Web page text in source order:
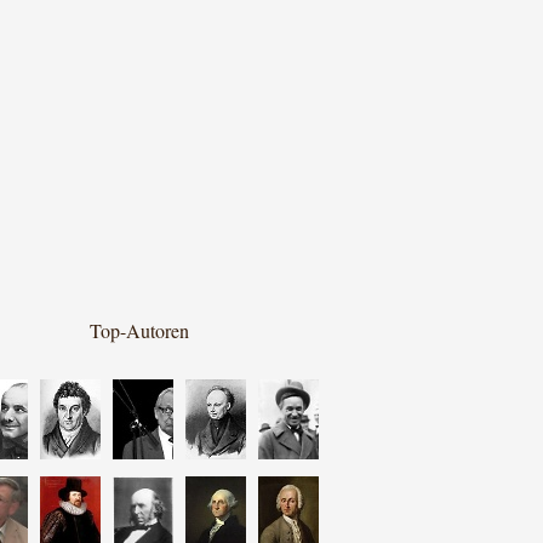
Top-Autoren